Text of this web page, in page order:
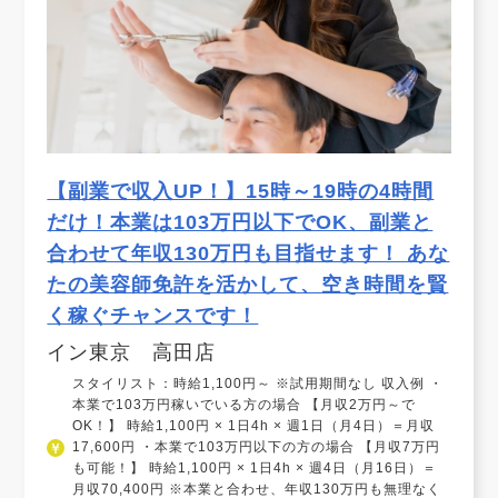
【副業で収入UP！】15時～19時の4時間
だけ！本業は103万円以下でOK、副業と
合わせて年収130万円も目指せます！ あな
たの美容師免許を活かして、空き時間を賢
く稼ぐチャンスです！
イン東京 高田店
スタイリスト：時給1,100円～ ※試用期間なし 収入例 ・
本業で103万円稼いでいる方の場合 【月収2万円～で
OK！】 時給1,100円 × 1日4h × 週1日（月4日）＝月収
17,600円 ・本業で103万円以下の方の場合 【月収7万円
も可能！】 時給1,100円 × 1日4h × 週4日（月16日）＝
月収70,400円 ※本業と合わせ、年収130万円も無理なく